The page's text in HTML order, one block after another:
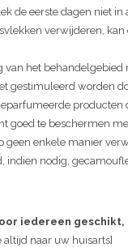
de eerste dagen niet
verwijderen,
van het
gestimuleerd worden
producten
goed te beschermen
geen enkele manier
indien nodig,
iedereen
naar uw huisarts]